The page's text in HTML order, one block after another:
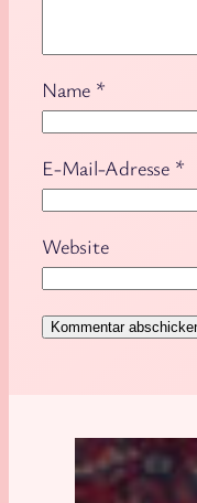
Name *
E-Mail-Adresse *
Website